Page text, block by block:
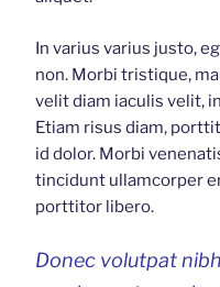
In varius varius justo,
non. Morbi tristique,
velit diam iaculis velit,
Etiam risus diam,
id dolor. Morbi
tincidunt ullamcorper
porttitor libero.
Donec volutpat